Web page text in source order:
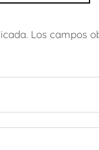
Los campos